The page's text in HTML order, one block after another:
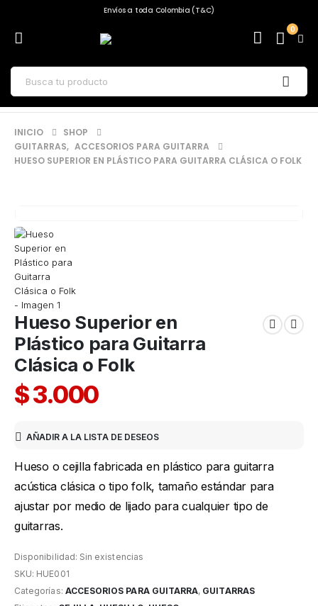
Envíos a toda Colombia (T&C)
0
INICIO
SHOP
GUITARRAS, ACCESORIOS PARA GUITARRA
HUESO SUPERIOR EN PLÁSTICO PARA GUITARRA CLÁSICA O FOLK
Hueso Superior en
Plástico para Guitarra
Clásica o Folk
$3.000
AÑADIR A LA LISTA DE DESEOS
Hueso o cejilla fabricada en plástico para guitarra
acústica clásica o tipo folk, tamaño estándar para
ajustar por medio de lijado para cualquier tipo de
guitarras.
Disponibilidad: Sin existencias
SKU: HUE001
Categorías: ACCESORIOS PARA GUITARRA, GUITARRAS